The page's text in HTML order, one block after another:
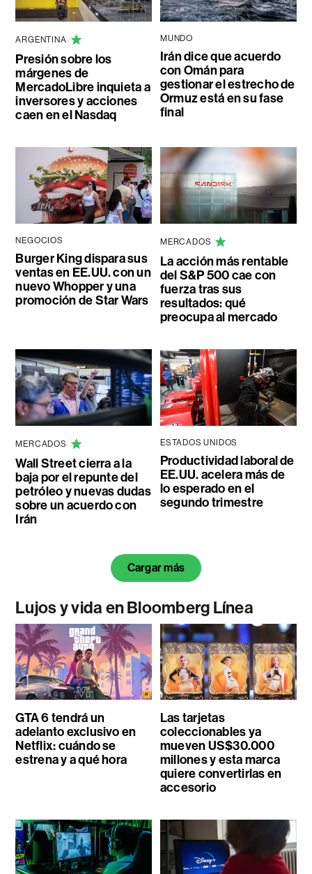
ARGENTINA
Presión sobre los
márgenes de
MercadoLibre inquieta a
inversores y acciones
caen en el Nasdaq
MUNDO
Irán dice que acuerdo
con Omán para
gestionar el estrecho de
Ormuz está en su fase
final
NEGOCIOS
Burger King dispara sus
ventas en EE.UU. con un
nuevo Whopper y una
promoción de Star Wars
MERCADOS
La acción más rentable
del S&P 500 cae con
fuerza tras sus
resultados: qué
preocupa al mercado
MERCADOS
Wall Street cierra a la
baja por el repunte del
petróleo y nuevas dudas
sobre un acuerdo con
Irán
ESTADOS UNIDOS
Productividad laboral de
EE.UU. acelera más de
lo esperado en el
segundo trimestre
Cargar más
Lujos y vida en Bloomberg Línea
GTA 6 tendrá un
adelanto exclusivo en
Netflix: cuándo se
estrena y a qué hora
Las tarjetas
coleccionables ya
mueven US$30.000
millones y esta marca
quiere convertirlas en
accesorio